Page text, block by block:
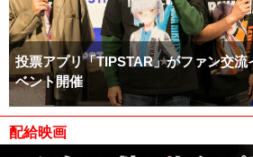
投票アプリ「TIPSTAR」がファン交流
ベント開催
配給映画